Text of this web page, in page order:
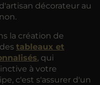
décorateur au
la création de
tableaux et
, qui
à votre
c'est s'assurer d'un